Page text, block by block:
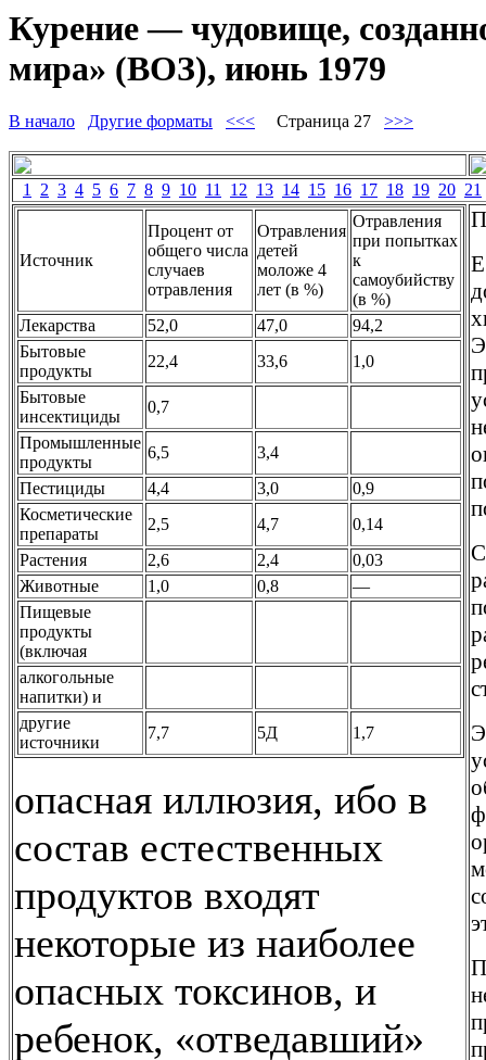
Курение — чудовище,
мира» (ВОЗ), июнь 1979
В начало Другие форматы <<< Страница 27 >>>
1 2 3 4 5 6 7 8 9 10 11 12 13 14 15 16 17 18 19 20 21
Источник
Процент от
общего числа
случаев
отравления
Отравления
детей
моложе 4
лет (в %)
Отравления
при попытках
к
самоубийству
(в %)
Лекарства
52,0 47,0
94,2
Бытовые
продукты
22,4 33,6
1,0
Бытовые
инсектициды
0,7
Промышленные
продукты
6,5
3,4
Пестициды
4,4 3,0
0,9
Косметические
препараты
2,5 4,7
0,14
Растения
2,6 2,4
0,03
Животные
1,0 0,8
—
Пищевые
продукты
(включая
алкогольные
напитки) и
другие
источники
7,7 5Д 1,7
опасная иллюзия, ибо в
состав естественных
продуктов входят
некоторые из наиболее
опасных токсинов, и
ребенок, «отведавший»